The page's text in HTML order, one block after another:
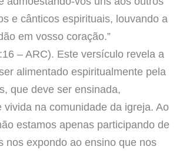
e cânticos espirituais, louvando a
em vosso coração.”
– ARC). Este versículo revela a
alimentado espiritualmente pela
que deve ser ensinada,
vivida na comunidade da igreja. Ao
estamos apenas participando de
nos expondo ao ensino que nos